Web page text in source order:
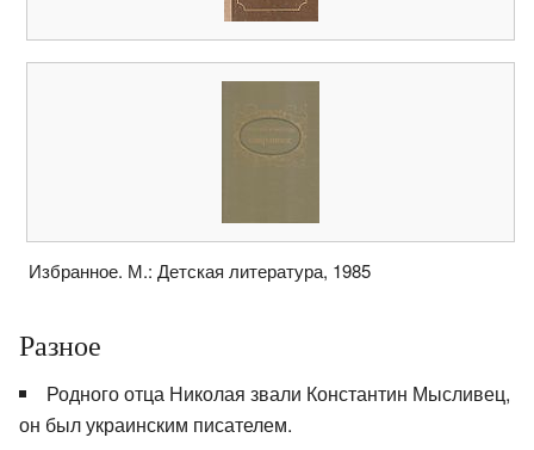
Избранное. М.: Детская литература, 1985
Разное
Родного отца Николая звали Константин Мысливец,
он был украинским писателем.